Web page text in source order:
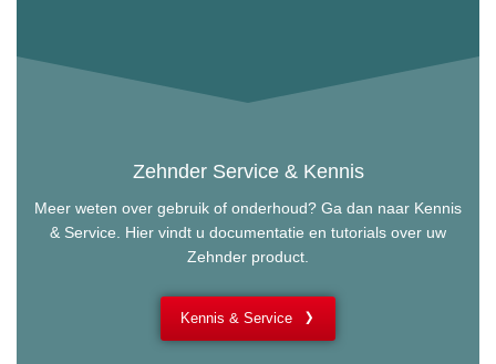
Zehnder Service & Kennis
Meer weten over gebruik of onderhoud? Ga dan naar Kennis
& Service. Hier vindt u documentatie en tutorials over uw
Zehnder product.
Kennis & Service